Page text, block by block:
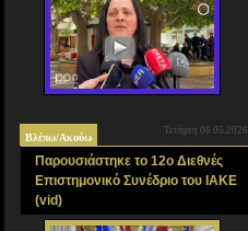
Βλέπω/Ακούω
Τετάρτη 06.05.2026
Παρουσιάστηκε το 12ο Διεθνές
Επιστημονικό Συνέδριο του ΙΑΚΕ
(vid)